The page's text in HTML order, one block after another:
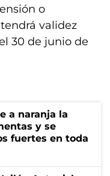
o
validez
30 de junio de
a naranja la
y se
fuertes en toda